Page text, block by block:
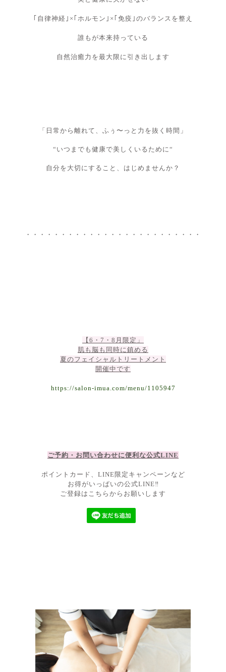
｢自律神経｣×｢ホルモン｣×｢免疫｣のバランスを整え
誰もが本来持っている
自然治癒力を最大限に引き出します
「日常から離れて、ふぅ〜っと力を抜く時間」
“いつまでも健康で美しくいるために“
自分を大切にすること、はじめませんか？
・・・・・・・・・・・・・・・・・・・・・・・・・
【6・7・8月限定」
肌も脳も同時に鎮める
夏のフェイシャルトリートメント
開催中です
https://salon-imua.com/menu/1105947
ご予約・お問い合わせに便利な公式LINE
ポイントカード、LINE限定キャンペーンなど
お得がいっぱいの公式LINE‼
ご登録はこちらからお願いします